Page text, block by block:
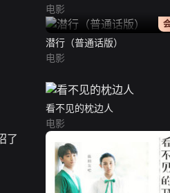
电影
潜行（普通话版）
电影
看不见的枕边人
电影